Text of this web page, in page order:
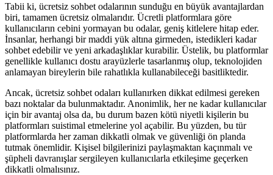
Tabii ki, ücretsiz sohbet odalarının sunduğu en büyük avantajlardan
biri, tamamen ücretsiz olmalarıdır. Ücretli platformlara göre
kullanıcıların cebini yormayan bu odalar, geniş kitlelere hitap eder.
İnsanlar, herhangi bir maddi yük altına girmeden, istedikleri kadar
sohbet edebilir ve yeni arkadaşlıklar kurabilir. Üstelik, bu platformlar
genellikle kullanıcı dostu arayüzlerle tasarlanmış olup, teknolojiden
anlamayan bireylerin bile rahatlıkla kullanabileceği basitliktedir.
Ancak, ücretsiz sohbet odaları kullanırken dikkat edilmesi gereken
bazı noktalar da bulunmaktadır. Anonimlik, her ne kadar kullanıcılar
için bir avantaj olsa da, bu durum bazen kötü niyetli kişilerin bu
platformları suistimal etmelerine yol açabilir. Bu yüzden, bu tür
platformlarda her zaman dikkatli olmak ve güvenliği ön planda
tutmak önemlidir. Kişisel bilgilerinizi paylaşmaktan kaçınmalı ve
şüpheli davranışlar sergileyen kullanıcılarla etkileşime geçerken
dikkatli olmalısınız.